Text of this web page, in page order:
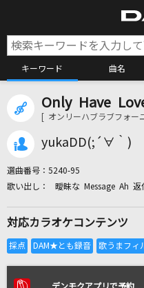
キーワード 曲名
カ
カラ
全
リアルタイムで
Only Have
[ オンリーハブラブフォー
yukaDD(;´∀｀)
選曲番号： 5240-95
曖昧な Message Ah 返
対応カラオケコンテンツ